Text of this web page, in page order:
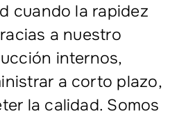
cuando la rapidez
a nuestro
internos,
a corto plazo,
la calidad. Somos